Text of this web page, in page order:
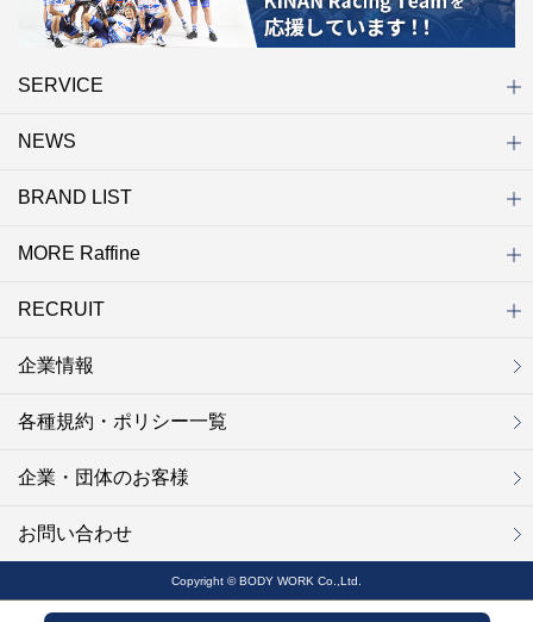
SERVICE
初めての方へ
店舗検索
キャンペーン
ラフィネ マルシェ（通販サイト）
WEB予約
よくある質問（Q&A）
サイトマップ
NEWS
ニュース一覧
お知らせ
オープン
クローズ
リニューアル
その他
BRAND LIST
ブランド一覧
ラフィネ
グランラフィネ
バダンバルー
ラフィネプリュス
プチラフィネ
整体ナチュラルボディ
トータルセラピー
フットデザイン
REFLE（リフレ）
Raffine TOKYO
ラフィネ ランニングスタイル
MORE Raffine
MORE Raffine
ラフィネのこだわり
ラフィネのひみつ
お得で便利なサービス
ラフィネギフト
ラフィネグループアスリート
RECRUIT
セラピスト採用
新卒採用
研修サイト
NOWON!!
企業情報
各種規約・ポリシー一覧
企業・団体のお客様
お問い合わせ
Copyright © BODY WORK Co.,Ltd.